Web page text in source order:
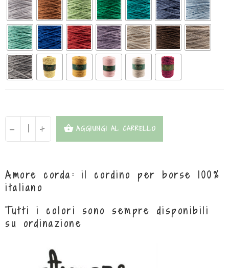
- + AGGIUNGI AL CARRELLO
Amore corda: il cordino per borse 100%
italiano
Tutti i colori sono sempre disponibili
su ordinazione